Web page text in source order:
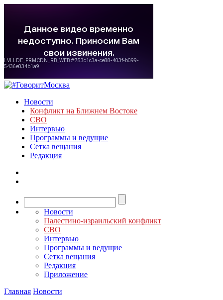
Новости
Конфликт на Ближнем Востоке
СВО
Интервью
Программы и ведущие
Сетка вещания
Редакция
Новости
Палестино-израильский конфликт
СВО
Интервью
Программы и ведущие
Сетка вещания
Редакция
Приложение
Главная Новости